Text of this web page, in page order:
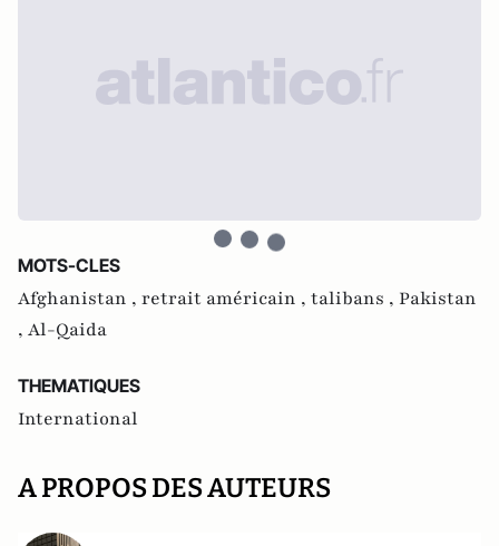
MOTS-CLES
Afghanistan , retrait américain , talibans , Pakistan
, Al-Qaida
THEMATIQUES
International
A PROPOS DES AUTEURS